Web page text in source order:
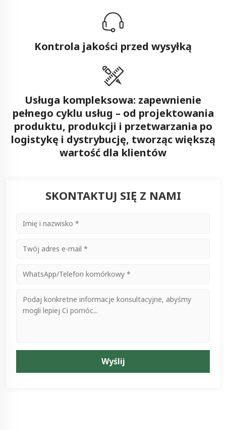
Kontrola jakości przed wysyłką
Usługa kompleksowa: zapewnienie
pełnego cyklu usług – od projektowania
produktu, produkcji i przetwarzania po
logistykę i dystrybucję, tworząc większą
wartość dla klientów
SKONTAKTUJ SIĘ Z NAMI
Wyślij